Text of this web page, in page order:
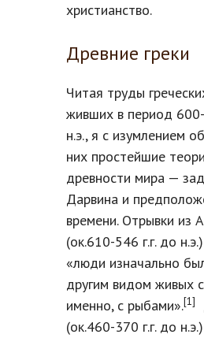
христианство.
Древние греки
Читая труды
живших в период 600-
н.э., я с изумлением
них простейшие
древности мира —
Дарвина и
времени. Отрывки из
(ок.610-546 г.г. до
«люди изначально
другим видом живых
именно, с рыбами».[1]
(ок.460-370 г.г. до